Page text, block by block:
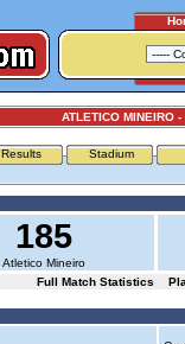
ATLETICO MINEIRO -
Results Stadium
185
Atletico Mineiro
Full Match Statistics